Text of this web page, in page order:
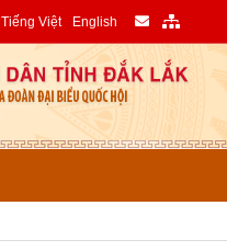
Tiếng Việt English